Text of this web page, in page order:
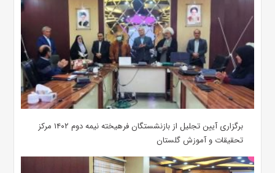
برگزاری آیین تجلیل از بازنشستگان فرهیخته نیمه دوم ۱۴۰۲ مرکز
تحقیقات و آموزش گلستان